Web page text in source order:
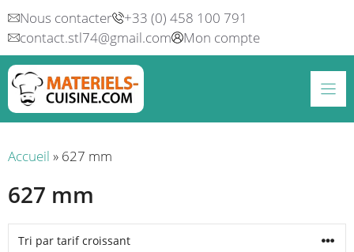
Aller
au
contenu
Nous contacter
+33 (0) 458 100 791
contact.stl74@gmail.com
Mon compte
Accueil » 627 mm
627 mm